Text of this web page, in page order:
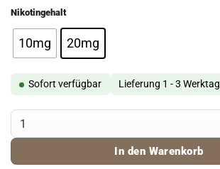
Nikotingehalt
10mg 20mg
Sofort verfügbar Lieferung 1 - 3
Flerbar Liquid Peach Ice Menge
In den Warenkorb